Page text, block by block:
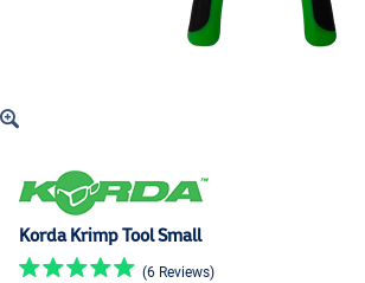
Korda Krimp Tool Small
(6 Reviews)